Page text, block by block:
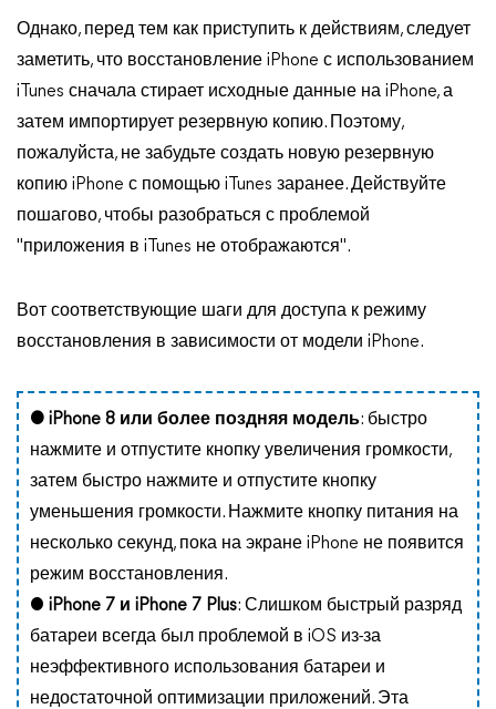
Однако, перед тем как приступить к действиям, следует
заметить, что восстановление iPhone с использованием
iTunes сначала стирает исходные данные на iPhone, а
затем импортирует резервную копию. Поэтому,
пожалуйста, не забудьте создать новую резервную
копию iPhone с помощью iTunes заранее. Действуйте
пошагово, чтобы разобраться с проблемой
"приложения в iTunes не отображаются".
Вот соответствующие шаги для доступа к режиму
восстановления в зависимости от модели iPhone.
● iPhone 8 или более поздняя модель: быстро
нажмите и отпустите кнопку увеличения громкости,
затем быстро нажмите и отпустите кнопку
уменьшения громкости. Нажмите кнопку питания на
несколько секунд, пока на экране iPhone не появится
режим восстановления.
● iPhone 7 и iPhone 7 Plus: Слишком быстрый разряд
батареи всегда был проблемой в iOS из-за
неэффективного использования батареи и
недостаточной оптимизации приложений. Эта